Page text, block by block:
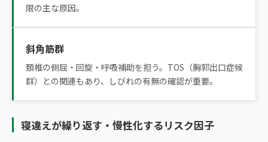
限の主な原因。
斜角筋群
頚椎の側屈・回旋・呼吸補助を担う。TOS（胸郭出口症候
群）との関連もあり、しびれの有無の確認が重要。
寝違えが繰り返す・慢性化するリスク因子